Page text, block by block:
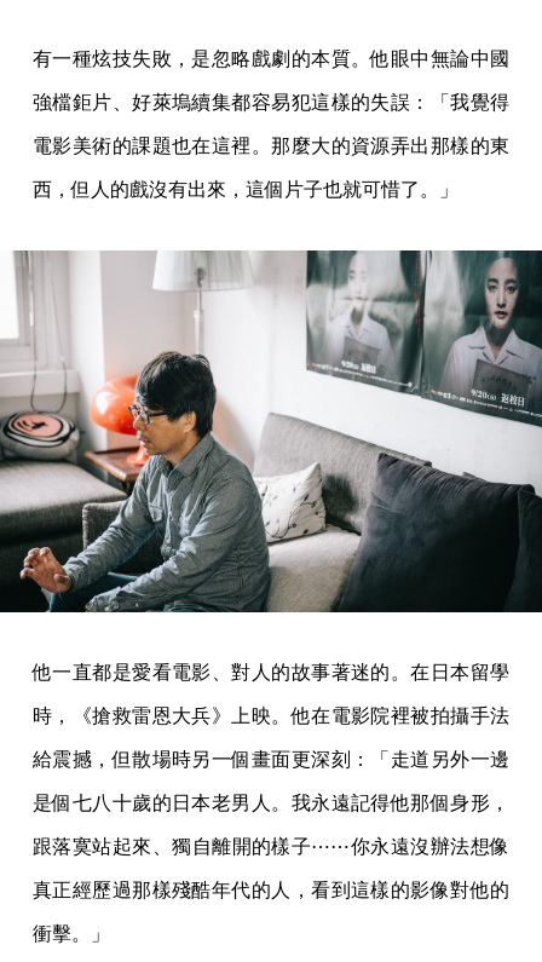
有一種炫技失敗，是忽略戲劇的本質。他眼中無論中國
強檔鉅片、好萊塢續集都容易犯這樣的失誤：「我覺得
電影美術的課題也在這裡。那麼大的資源弄出那樣的東
西，但人的戲沒有出來，這個片子也就可惜了。」
他一直都是愛看電影、對人的故事著迷的。在日本留學
時，《搶救雷恩大兵》上映。他在電影院裡被拍攝手法
給震撼，但散場時另一個畫面更深刻：「走道另外一邊
是個七八十歲的日本老男人。我永遠記得他那個身形，
跟落寞站起來、獨自離開的樣子⋯⋯你永遠沒辦法想像
真正經歷過那樣殘酷年代的人，看到這樣的影像對他的
衝擊。」